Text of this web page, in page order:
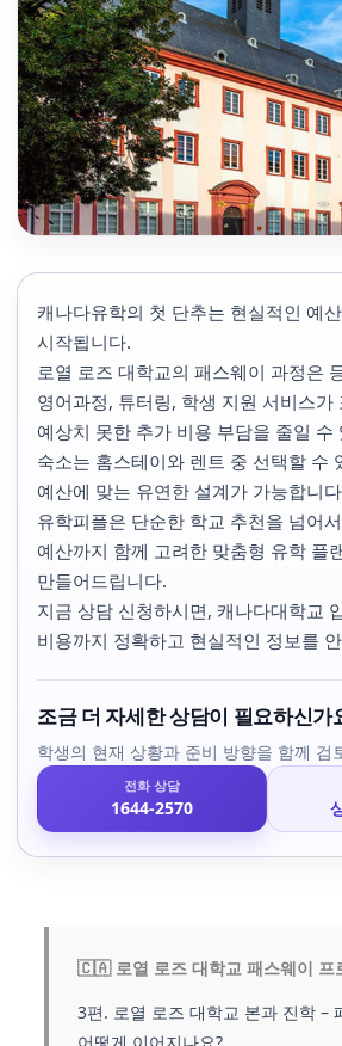
캐나다유학의 첫 단추는 현실적인 예
시작됩니다.
로열 로즈 대학교의 패스웨이 과정은
영어과정, 튜터링, 학생 지원 서비스가
예상치 못한 추가 비용 부담을 줄일 수
숙소는 홈스테이와 렌트 중 선택할 수
예산에 맞는 유연한 설계가 가능합니
유학피플은 단순한 학교 추천을 넘어
예산까지 함께 고려한 맞춤형 유학 플
만들어드립니다.
지금 상담 신청하시면, 캐나다대학교
비용까지 정확하고 현실적인 정보를
조금 더 자세한 상담이 필요하신가
학생의 현재 상황과 준비 방향을 함께 검
전화 상담
1644-2570
🇨🇦 로열 로즈 대학교 패스웨이 프
3편. 로열 로즈 대학교 본과 진학 –